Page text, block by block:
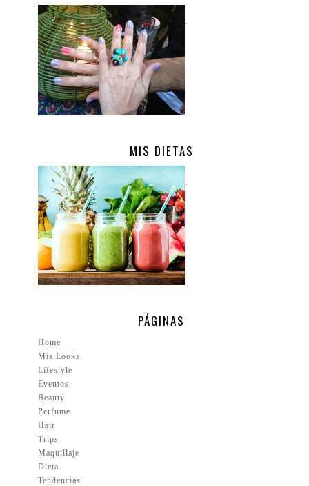
.
MIS DIETAS
.
PÁGINAS
Home
Mis Looks
Lifestyle
Eventos
Beauty
Perfume
Hair
Trips
Maquillaje
Dieta
Tendencias